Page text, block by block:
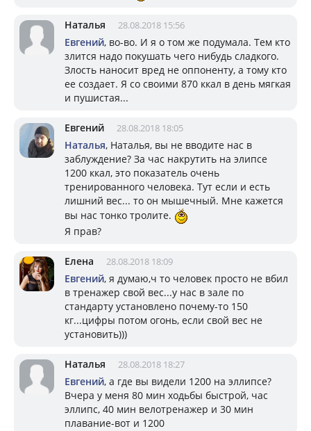
Наталья 28.08.2018 15:56
Евгений, во-во. И я о том же подумала. Тем кто
злится надо покушать чего нибудь сладкого.
Злость наносит вред не оппоненту, а тому кто
ее создает. Я со своими 870 ккал в день мягкая
и пушистая...
Евгений 28.08.2018 18:05
Наталья, Наталья, вы не вводите нас в
заблуждение? За час накрутить на элипсе
1200 ккал, это показатель очень
тренированного человека. Тут если и есть
лишний вес... то он мышечный. Мне кажется
вы нас тонко тролите.
Я прав?
Елена 28.08.2018 18:09
Евгений, я думаю,ч то человек просто не вбил
в тренажер свой вес...у нас в зале по
стандарту установлено почему-то 150
кг...цифры потом огонь, если свой вес не
установить)))
Наталья 28.08.2018 18:27
Евгений, а где вы видели 1200 на эллипсе?
Вчера у меня 80 мин ходьбы быстрой, час
эллипс, 40 мин велотренажер и 30 мин
плавание-вот и 1200